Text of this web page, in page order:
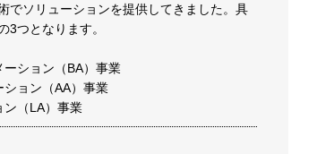
でソリューションを提供してきました。具
3つとなります。
ション（BA）事業
ョン（AA）事業
ン（LA）事業